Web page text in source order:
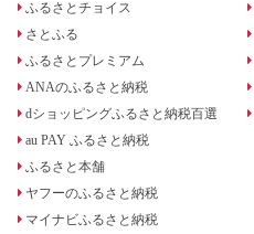
ふるさとチョイス
さとふる
ふるさとプレミアム
ANAのふるさと納税
dショッピングふるさと納税百選
au PAY ふるさと納税
ふるさと本舗
ヤフーのふるさと納税
マイナビふるさと納税